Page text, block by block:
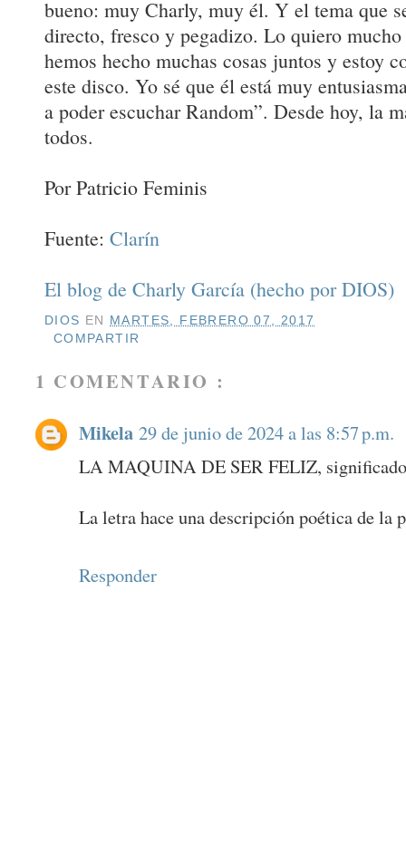
bueno: muy Charly, muy él. Y el tema que
directo, fresco y pegadizo. Lo quiero
hemos hecho muchas cosas juntos y estoy
este disco. Yo sé que él está muy
a poder escuchar Random”. Desde hoy, la
todos.
Por Patricio Feminis
Fuente: Clarín
El blog de Charly García (hecho por DIOS)
DIOS EN MARTES, FEBRERO 07, 2017
COMPARTIR
1 COMENTARIO :
Mikela 29 de junio de 2024 a las 8:57 p.m.
LA MAQUINA DE SER FELIZ,
La letra hace una descripción poética de la
Responder